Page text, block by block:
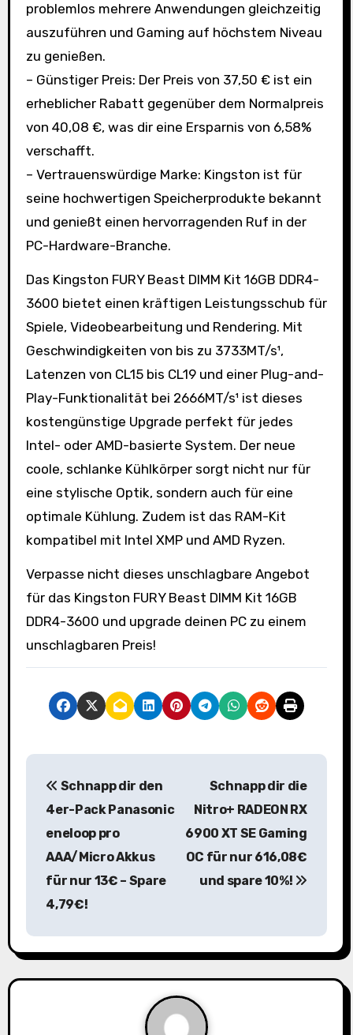
problemlos mehrere Anwendungen gleichzeitig
auszuführen und Gaming auf höchstem Niveau
zu genießen.
– Günstiger Preis: Der Preis von 37,50 € ist ein
erheblicher Rabatt gegenüber dem Normalpreis
von 40,08 €, was dir eine Ersparnis von 6,58%
verschafft.
– Vertrauenswürdige Marke: Kingston ist für
seine hochwertigen Speicherprodukte bekannt
und genießt einen hervorragenden Ruf in der
PC-Hardware-Branche.
Das Kingston FURY Beast DIMM Kit 16GB DDR4-
3600 bietet einen kräftigen Leistungsschub für
Spiele, Videobearbeitung und Rendering. Mit
Geschwindigkeiten von bis zu 3733MT/s¹,
Latenzen von CL15 bis CL19 und einer Plug-and-
Play-Funktionalität bei 2666MT/s¹ ist dieses
kostengünstige Upgrade perfekt für jedes
Intel- oder AMD-basierte System. Der neue
coole, schlanke Kühlkörper sorgt nicht nur für
eine stylische Optik, sondern auch für eine
optimale Kühlung. Zudem ist das RAM-Kit
kompatibel mit Intel XMP und AMD Ryzen.
Verpasse nicht dieses unschlagbare Angebot
für das Kingston FURY Beast DIMM Kit 16GB
DDR4-3600 und upgrade deinen PC zu einem
unschlagbaren Preis!
B
a
g
Schnapp dir den
4er-Pack Panasonic
eneloop pro
AAA/Micro Akkus
für nur 13€ – Spare
4,79€!
Schnapp dir die
Nitro+ RADEON RX
6900 XT SE Gaming
OC für nur 616,08€
und spare 10%!